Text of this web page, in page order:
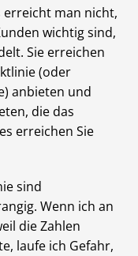
erreicht man nicht,
wichtig sind,
Sie erreichen
(oder
anbieten und
die das
erreichen Sie
sind
Wenn ich an
die Zahlen
laufe ich Gefahr,